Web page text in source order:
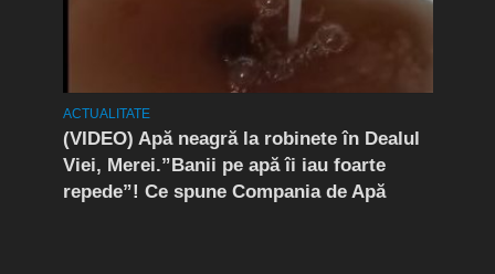
ACTUALITATE
(VIDEO) Apă neagră la robinete în Dealul
Viei, Merei.”Banii pe apă îi iau foarte
repede”! Ce spune Compania de Apă